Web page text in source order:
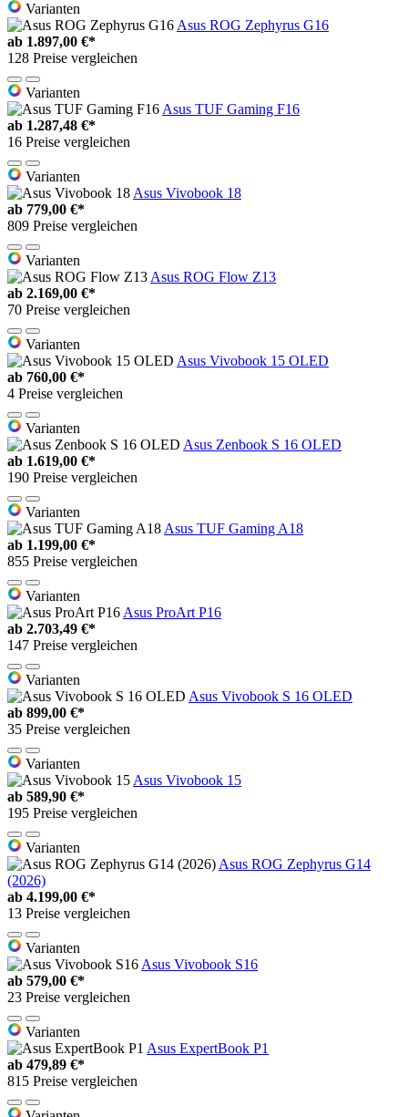
Varianten
Asus ROG Zephyrus G16
ab 1.897,00 €*
128 Preise vergleichen
Varianten
Asus TUF Gaming F16
ab 1.287,48 €*
16 Preise vergleichen
Varianten
Asus Vivobook 18
ab 779,00 €*
809 Preise vergleichen
Varianten
Asus ROG Flow Z13
ab 2.169,00 €*
70 Preise vergleichen
Varianten
Asus Vivobook 15 OLED
ab 760,00 €*
4 Preise vergleichen
Varianten
Asus Zenbook S 16 OLED
ab 1.619,00 €*
190 Preise vergleichen
Varianten
Asus TUF Gaming A18
ab 1.199,00 €*
855 Preise vergleichen
Varianten
Asus ProArt P16
ab 2.703,49 €*
147 Preise vergleichen
Varianten
Asus Vivobook S 16 OLED
ab 899,00 €*
35 Preise vergleichen
Varianten
Asus Vivobook 15
ab 589,90 €*
195 Preise vergleichen
Varianten
Asus ROG Zephyrus G14
(2026)
ab 4.199,00 €*
13 Preise vergleichen
Varianten
Asus Vivobook S16
ab 579,00 €*
23 Preise vergleichen
Varianten
Asus ExpertBook P1
ab 479,89 €*
815 Preise vergleichen